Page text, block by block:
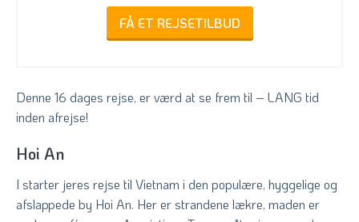
FÅ ET REJSETILBUD
Denne 16 dages rejse, er værd at se frem til – LANG tid
inden afrejse!
Hoi An
I starter jeres rejse til Vietnam i den populære, hyggelige og
afslappede by Hoi An. Her er strandene lækre, maden er